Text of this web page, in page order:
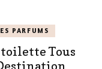
PARFUMS
toilette Tous